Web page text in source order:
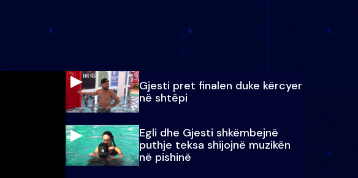
Gjesti pret finalen duke kërcyer
në shtëpi
Egli dhe Gjesti shkëmbejnë
puthje teksa shijojnë muzikën
në pishinë